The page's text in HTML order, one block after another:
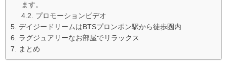
ます。
プロモーションビデオ
デイジードリームはBTSプロンポン駅から徒歩圏内
ラグジュアリーなお部屋でリラックス
まとめ